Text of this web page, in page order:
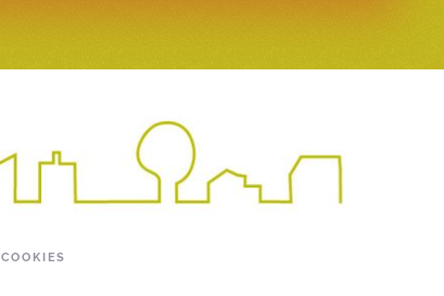
COOKIES